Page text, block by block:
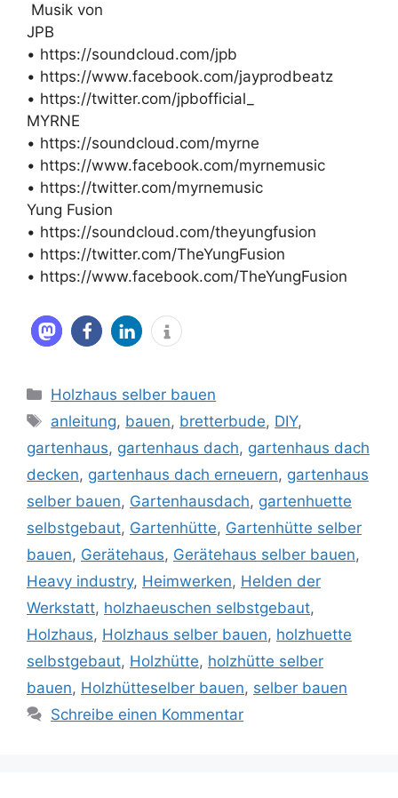
Musik von
JPB
• https://soundcloud.com/jpb
• https://www.facebook.com/jayprodbeatz
• https://twitter.com/jpbofficial_
MYRNE
• https://soundcloud.com/myrne
• https://www.facebook.com/myrnemusic
• https://twitter.com/myrnemusic
Yung Fusion
• https://soundcloud.com/theyungfusion
• https://twitter.com/TheYungFusion
• https://www.facebook.com/TheYungFusion
Kategorien
Holzhaus selber bauen
Schlagwörter
anleitung, bauen, bretterbude, DIY,
gartenhaus, gartenhaus dach, gartenhaus dach
decken, gartenhaus dach erneuern, gartenhaus
selber bauen, Gartenhausdach, gartenhuette
selbstgebaut, Gartenhütte, Gartenhütte selber
bauen, Gerätehaus, Gerätehaus selber bauen,
Heavy industry, Heimwerken, Helden der
Werkstatt, holzhaeuschen selbstgebaut,
Holzhaus, Holzhaus selber bauen, holzhuette
selbstgebaut, Holzhütte, holzhütte selber
bauen, Holzhütteselber bauen, selber bauen
Schreibe einen Kommentar